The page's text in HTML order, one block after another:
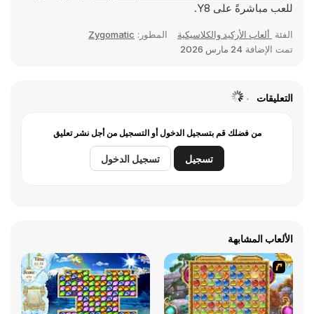
للعب مباشرةً على Y8.
الفئة ألعاب الأركيد والكلاسيكية المطور: Zygomatic
تمت الإضافة 24 مارس 2026
التعليقات
من فضلك قم بتسجيل الدخول أو التسجيل من أجل نشر تعليق
تسجيل تسجيل الدخول
الألعاب المشابهة